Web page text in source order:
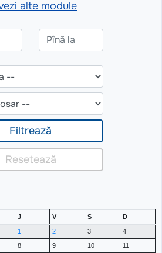
J V S D
1 2 3
4
8 9 10
11